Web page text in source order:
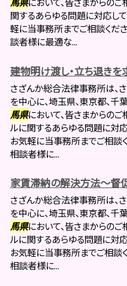
関するあらゆる問題に対応し
軽に当事務所までご相談くだ
談者様に最適な...
建物明け渡し・立ち退き
さざんか総合法律事務所は、
を中心に、埼玉県、東京都、千
馬県において、皆さまからのご
ルに関するあらゆる問題に対
お気軽に当事務所までご相談
相談者様に...
家賃滞納の解決方法～督
さざんか総合法律事務所は、
を中心に、埼玉県、東京都、千
馬県において、皆さまからのご
ルに関するあらゆる問題に対
お気軽に当事務所までご相談
相談者様に...